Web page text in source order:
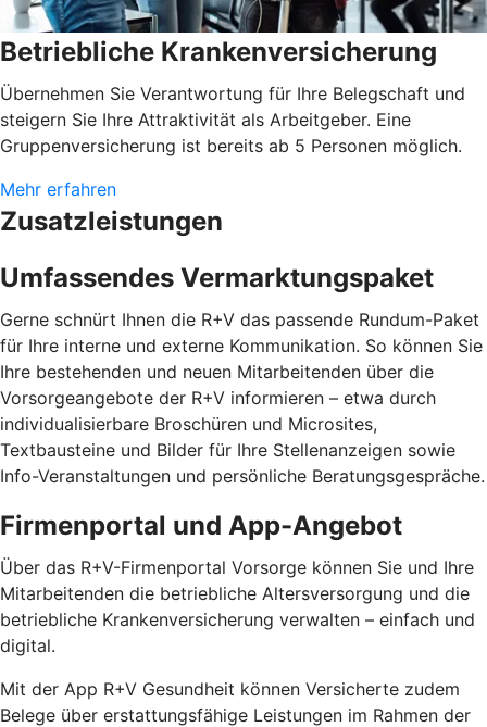
Betriebliche Krankenversicherung
Übernehmen Sie Verantwortung für Ihre Belegschaft und
steigern Sie Ihre Attraktivität als Arbeitgeber. Eine
Gruppenversicherung ist bereits ab 5 Personen möglich.
Mehr erfahren
Zusatzleistungen
Umfassendes Vermarktungspaket
Gerne schnürt Ihnen die R+V das passende Rundum-Paket
für Ihre interne und externe Kommunikation. So können Sie
Ihre bestehenden und neuen Mitarbeitenden über die
Vorsorgeangebote der R+V informieren – etwa durch
individualisierbare Broschüren und Microsites,
Textbausteine und Bilder für Ihre Stellenanzeigen sowie
Info-Veranstaltungen und persönliche Beratungsgespräche.
Firmenportal und App-Angebot
Über das R+V-Firmenportal Vorsorge können Sie und Ihre
Mitarbeitenden die betriebliche Altersversorgung und die
betriebliche Krankenversicherung verwalten – einfach und
digital.
Mit der App R+V Gesundheit können Versicherte zudem
Belege über erstattungsfähige Leistungen im Rahmen der